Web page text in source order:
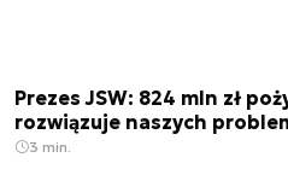
Prezes JSW: 824 mln zł
rozwiązuje naszych
3 min.